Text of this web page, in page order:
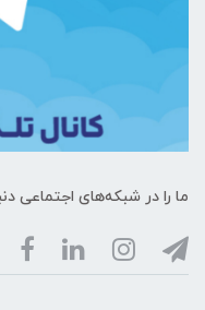
ما را در شبکه‌های اجتماعی